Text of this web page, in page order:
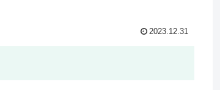
2023.12.31